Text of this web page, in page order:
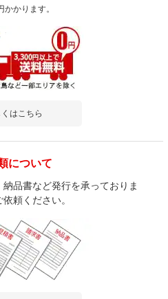
かります。
はこちら
について
品書など発行を承っておりま
頼ください。